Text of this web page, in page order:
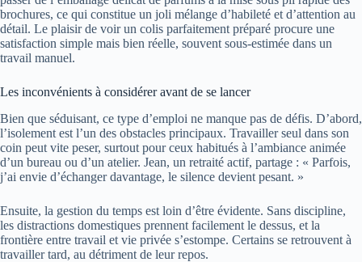
brochures, ce qui constitue un joli mélange d’habileté et d’attention au
détail. Le plaisir de voir un colis parfaitement préparé procure une
satisfaction simple mais bien réelle, souvent sous-estimée dans un
travail manuel.
Les inconvénients à considérer avant de se lancer
Bien que séduisant, ce type d’emploi ne manque pas de défis. D’abord,
l’isolement est l’un des obstacles principaux. Travailler seul dans son
coin peut vite peser, surtout pour ceux habitués à l’ambiance animée
d’un bureau ou d’un atelier. Jean, un retraité actif, partage : « Parfois,
j’ai envie d’échanger davantage, le silence devient pesant. »
Ensuite, la gestion du temps est loin d’être évidente. Sans discipline,
les distractions domestiques prennent facilement le dessus, et la
frontière entre travail et vie privée s’estompe. Certains se retrouvent à
travailler tard, au détriment de leur repos.